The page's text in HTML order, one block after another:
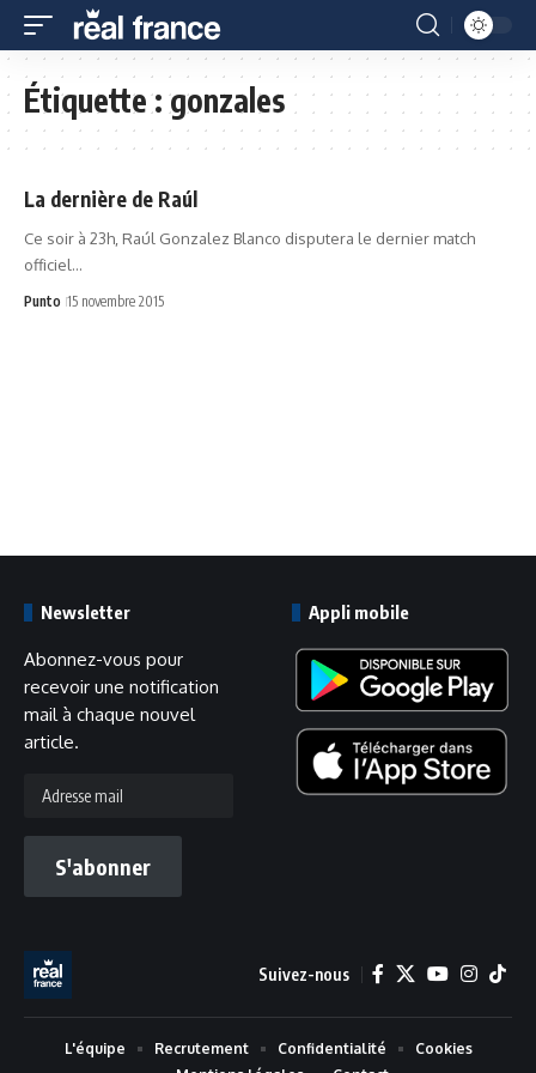
Étiquette :gonzales
La dernière de Raúl
Ce soir à 23h, Raúl Gonzalez Blanco disputera le dernier match
officiel…
Punto 15 novembre 2015
Newsletter
Abonnez-vous pour
recevoir une notification
mail à chaque nouvel
article.
mail
S'abonner
Appli mobile
Suivez-nous
L'équipe Recrutement Confidentialité
Cookies